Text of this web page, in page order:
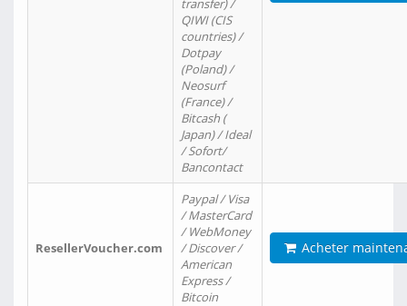
transfer) /
QIWI (CIS
countries) /
Dotpay
(Poland) /
Neosurf
(France) /
Bitcash (
Japan) / Ideal
/ Sofort/
Bancontact
ResellerVoucher.com
Paypal / Visa
/ MasterCard
/ WebMoney
/ Discover /
American
Express /
Bitcoin
Acheter